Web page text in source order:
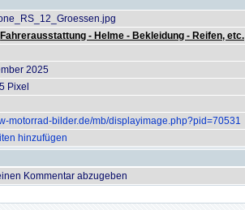
Fahrerausstattung - Helme - Bekleidung - Reifen, etc.
2025
Pixel
motorrad-bilder.de/mb/displayimage.php?pid=70531
hinzufügen
Kommentar abzugeben